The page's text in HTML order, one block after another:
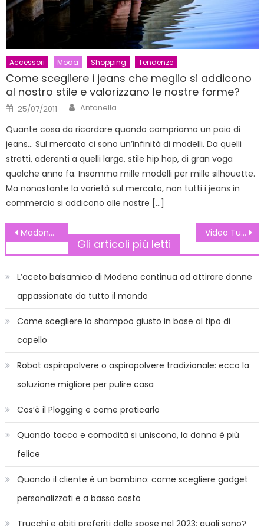
Accessori Moda Shopping Tendenze
Come scegliere i jeans che meglio si addicono
al nostro stile e valorizzano le nostre forme?
Posted
on
25/07/2011 Author
Antonella
Quante cosa da ricordare quando compriamo un paio di
jeans… Sul mercato ci sono un’infinità di modelli. Da quelli
stretti, aderenti a quelli large, stile hip hop, di gran voga
qualche anno fa. Insomma mille modelli per mille silhouette.
Ma nonostante la varietà sul mercato, non tutti i jeans in
commercio si addicono alle nostre […]
Navigazione
articoli
Madonna prende casa in Italia Video Tutorial: applicazione smalto gel
Gli articoli più letti
L’aceto balsamico di Modena continua ad attirare donne
appassionate da tutto il mondo
Come scegliere lo shampoo giusto in base al tipo di
capello
Robot aspirapolvere o aspirapolvere tradizionale: ecco la
soluzione migliore per pulire casa
Cos’è il Plogging e come praticarlo
Quando tacco e comodità si uniscono, la donna è più
felice
Quando il cliente è un bambino: come scegliere gadget
personalizzati e a basso costo
Trucchi e abiti preferiti dalle spose nel 2023: quali sono?